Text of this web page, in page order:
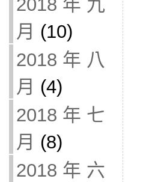
2018 年 九
月 (10)
2018 年 八
月 (4)
2018 年 七
月 (8)
2018 年 六